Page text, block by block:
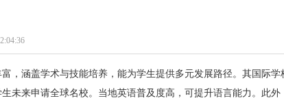
，涵盖学术与技能培养，能为学生提供多元发展路径。其国际学
未来申请全球名校。当地英语普及度高，可提升语言能力。此外